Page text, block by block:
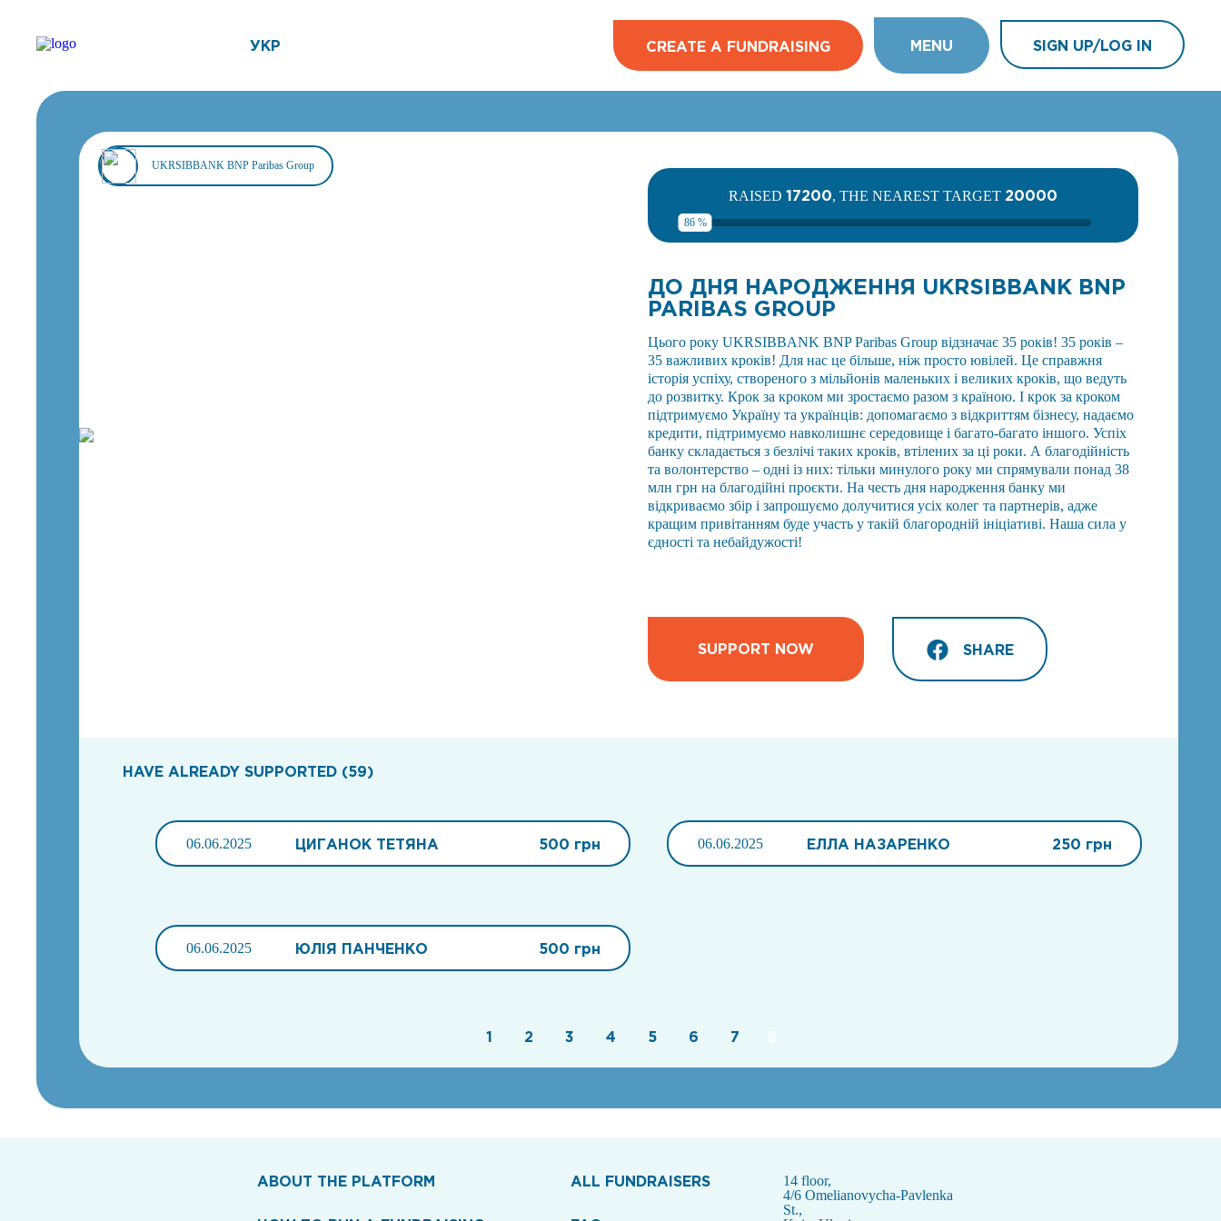
УКР CREATE A FUNDRAISING MENU SIGN UP/LOG IN
UKRSIBBANK BNP Paribas Group
RAISED 17200, THE NEAREST TARGET 20000
86 %
ДО ДНЯ НАРОДЖЕННЯ UKRSIBBANK BNP
PARIBAS GROUP
Цього року UKRSIBBANK BNP Paribas Group відзначає 35 років! 35 років –
35 важливих кроків! Для нас це більше, ніж просто ювілей. Це справжня
історія успіху, створеного з мільйонів маленьких і великих кроків, що ведуть
до розвитку. Крок за кроком ми зростаємо разом з країною. І крок за кроком
підтримуємо Україну та українців: допомагаємо з відкриттям бізнесу, надаємо
кредити, підтримуємо навколишнє середовище і багато-багато іншого. Успіх
банку складається з безлічі таких кроків, втілених за ці роки. А благодійність
та волонтерство – одні із них: тільки минулого року ми спрямували понад 38
млн грн на благодійні проєкти. На честь дня народження банку ми
відкриваємо збір і запрошуємо долучитися усіх колег та партнерів, адже
кращим привітанням буде участь у такій благородній ініціативі. Наша сила у
єдності та небайдужості!
SUPPORT NOW SHARE
HAVE ALREADY SUPPORTED (59)
06.06.2025 ЦИГАНОК ТЕТЯНА 500 грн 06.06.2025 ЕЛЛА НАЗАРЕНКО 250 грн
06.06.2025 ЮЛІЯ ПАНЧЕНКО 500 грн
1 2 3 4 5 6 7
ABOUT THE PLATFORM ALL FUNDRAISERS
14 floor,
4/6 Omelianovycha-Pavlenka
St.,